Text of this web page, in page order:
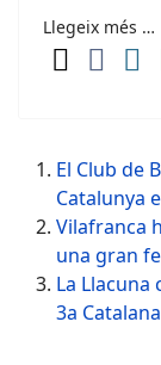
Llegeix més …
El Club de
Catalunya
Vilafranca
una gran
La Llacuna
3a